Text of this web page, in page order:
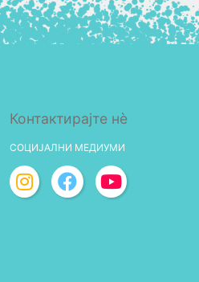
Контактирајте нè
СОЦИЈАЛНИ МЕДИУМИ